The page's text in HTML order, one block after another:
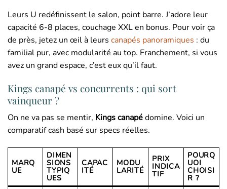
Leurs U redéfinissent le salon, point barre. J’adore leur
capacité 6-8 places, couchage XXL en bonus. Pour voir ça
de près, jetez un œil à leurs canapés panoramiques : du
familial pur, avec modularité au top. Franchement, si vous
avez un grand espace, c’est eux qu’il faut.
Kings canapé vs concurrents : qui sort
vainqueur ?
On ne va pas se mentir, Kings canapédomine. Voici un
comparatif cash basé sur specs réelles.
MARQ
UE
DIMEN
SIONS
TYPIQ
UES
CAPAC
ITÉ
MODU
LARITÉ
PRIX
INDICA
TIF
POURQ
UOI
CHOISI
R ?